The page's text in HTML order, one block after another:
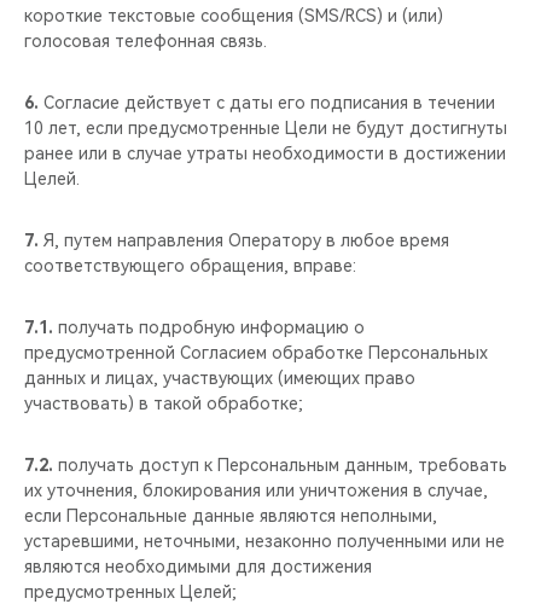
короткие текстовые сообщения (SMS/RCS) и (или)
голосовая телефонная связь.
6. Согласие действует с даты его подписания в течении
10 лет, если предусмотренные Цели не будут достигнуты
ранее или в случае утраты необходимости в достижении
Целей.
7. Я, путем направления Оператору в любое время
соответствующего обращения, вправе:
7.1. получать подробную информацию о
предусмотренной Согласием обработке Персональных
данных и лицах, участвующих (имеющих право
участвовать) в такой обработке;
7.2. получать доступ к Персональным данным, требовать
их уточнения, блокирования или уничтожения в случае,
если Персональные данные являются неполными,
устаревшими, неточными, незаконно полученными или не
являются необходимыми для достижения
предусмотренных Целей;